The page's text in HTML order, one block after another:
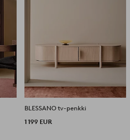
BLESSANO tv-penkki
1 199 EUR